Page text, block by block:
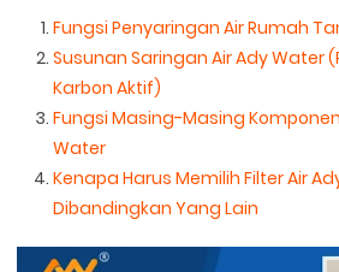
Fungsi Penyaringan Air Rumah
Susunan Saringan Air Ady Water
Karbon Aktif)
Fungsi Masing-Masing
Water
Kenapa Harus Memilih Filter Air
Dibandingkan Yang Lain